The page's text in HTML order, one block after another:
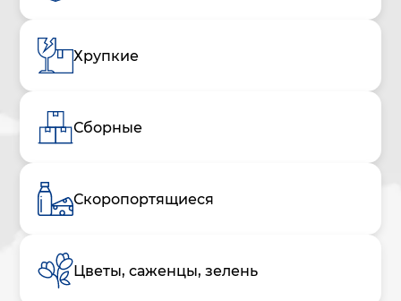
Хрупкие
Сборные
Скоропортящиеся
Цветы, саженцы, зелень